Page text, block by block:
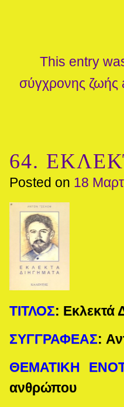
This entry
σύγχρονης ζωής
64.
Posted on 18
ΤΙΤΛΟΣ: Εκλεκτά
ΣΥΓΓΡΑΦΕΑΣ:
ΘΕΜΑΤΙΚΗ
ανθρώπου